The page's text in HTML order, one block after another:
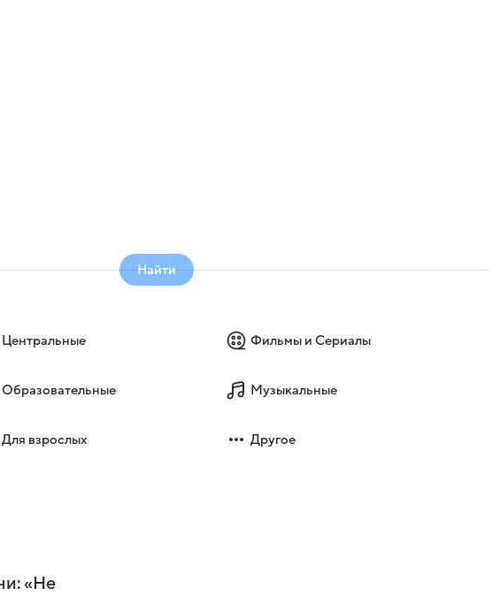
Найти
Центральные Фильмы и Сериалы
Образовательные Музыкальные
Для взрослых Другое
«Не